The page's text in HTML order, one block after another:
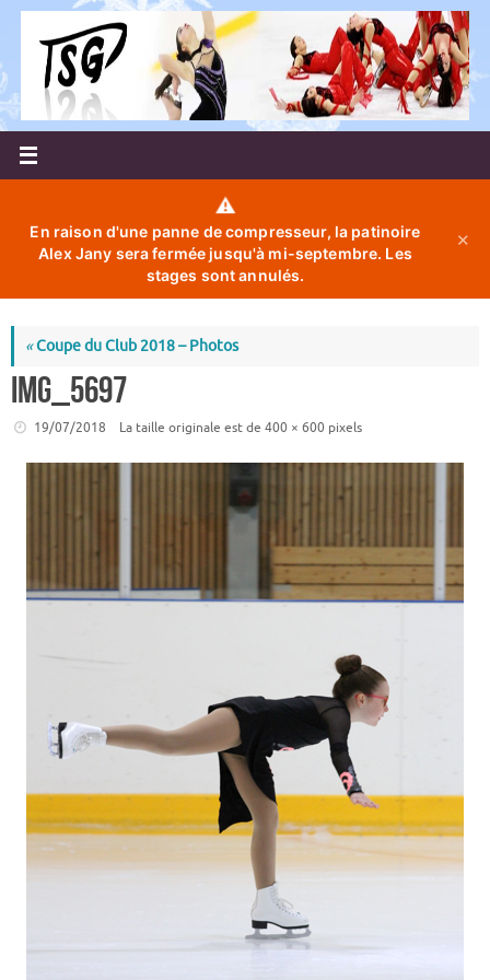
Passer
contenu
⚠️
En raison d'une panne de compresseur, la patinoire
Alex Jany sera fermée jusqu'à mi-septembre. Les
stages sont annulés.
✕
«Coupe du Club 2018 – Photos
IMG_5697
19/07/2018 La taille originale est de 400 × 600 pixels